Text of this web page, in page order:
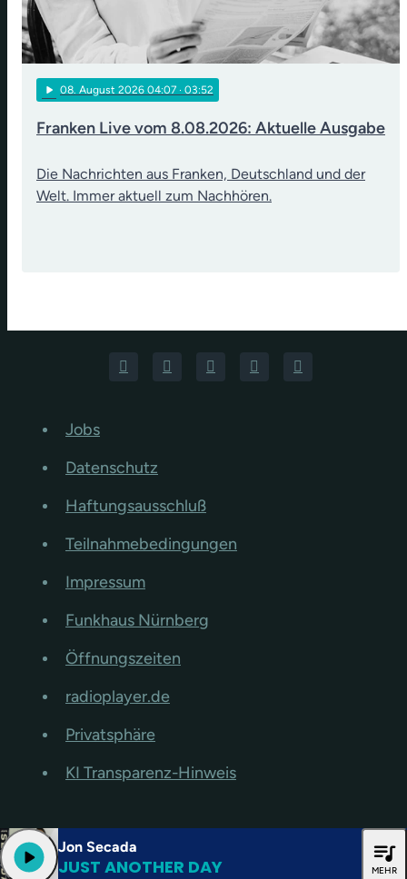
play_arrow 08. August 2026 04:07 · 03:52
Franken Live vom 8.08.2026: Aktuelle Ausgabe
Die Nachrichten aus Franken, Deutschland und der
Welt. Immer aktuell zum Nachhören.
Jobs
Datenschutz
Haftungsausschluß
Teilnahmebedingungen
Impressum
Funkhaus Nürnberg
Öffnungszeiten
radioplayer.de
Privatsphäre
KI Transparenz-Hinweis
Jon Secada
JUST ANOTHER DAY
play_arrow queue_music